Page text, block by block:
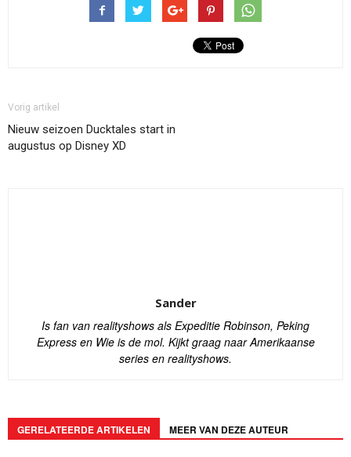
Vorig artikel
Nieuw seizoen Ducktales start in
augustus op Disney XD
Sander
Is fan van realityshows als Expeditie Robinson, Peking
Express en Wie is de mol. Kijkt graag naar Amerikaanse
series en realityshows.
GERELATEERDE ARTIKELEN MEER VAN DEZE AUTEUR